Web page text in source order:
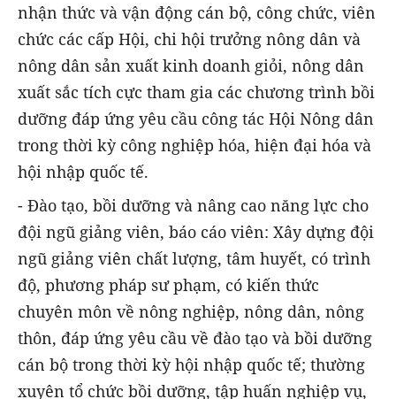
nhận thức và vận động cán bộ, công chức, viên
chức các cấp Hội, chi hội trưởng nông dân và
nông dân sản xuất kinh doanh giỏi, nông dân
xuất sắc tích cực tham gia các chương trình bồi
dưỡng đáp ứng yêu cầu công tác Hội Nông dân
trong thời kỳ công nghiệp hóa, hiện đại hóa và
hội nhập quốc tế.
- Đào tạo, bồi dưỡng và nâng cao năng lực cho
đội ngũ giảng viên, báo cáo viên: Xây dựng đội
ngũ giảng viên chất lượng, tâm huyết, có trình
độ, phương pháp sư phạm, có kiến thức
chuyên môn về nông nghiệp, nông dân, nông
thôn, đáp ứng yêu cầu về đào tạo và bồi dưỡng
cán bộ trong thời kỳ hội nhập quốc tế; thường
xuyên tổ chức bồi dưỡng, tập huấn nghiệp vụ,